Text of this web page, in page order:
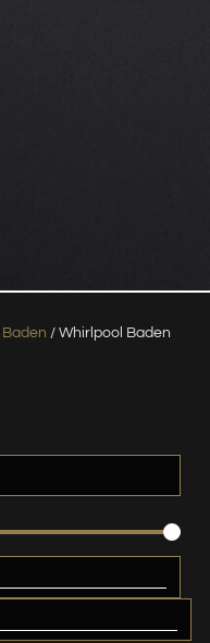
Baden / Whirlpool Baden